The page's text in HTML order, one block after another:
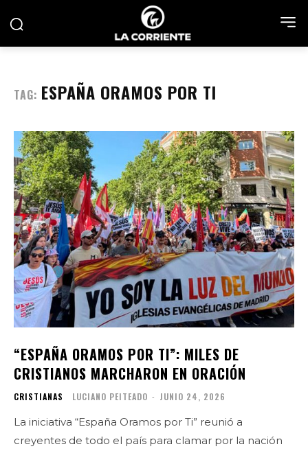
TAG: ESPAÑA ORAMOS POR TI
“ESPAÑA ORAMOS POR TI”: MILES DE
CRISTIANOS MARCHARON EN ORACIÓN
CRISTIANAS LUCIANO PEITEADO - JUNIO 24, 2026
La iniciativa “España Oramos por Ti” reunió a
creyentes de todo el país para clamar por la nación